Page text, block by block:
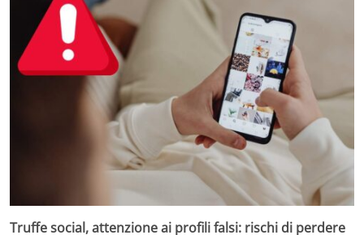
Truffe social, attenzione ai profili falsi: rischi di perdere